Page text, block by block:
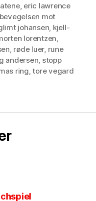
, eric lawrence
mot
johansen kjell-
lorentzen
røde luer, rune
andersen stopp
ring ,tore vegard